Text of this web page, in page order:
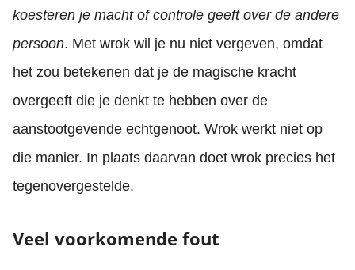
koesteren je macht of controle geeft over de andere
persoon. Met wrok wil je nu niet vergeven, omdat
het zou betekenen dat je de magische kracht
overgeeft die je denkt te hebben over de
aanstootgevende echtgenoot. Wrok werkt niet op
die manier. In plaats daarvan doet wrok precies het
tegenovergestelde.
Veel voorkomende fout